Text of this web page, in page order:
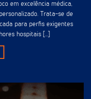
em excelência médica,
Trata-se de
para perfis exigentes
hospitais [...]